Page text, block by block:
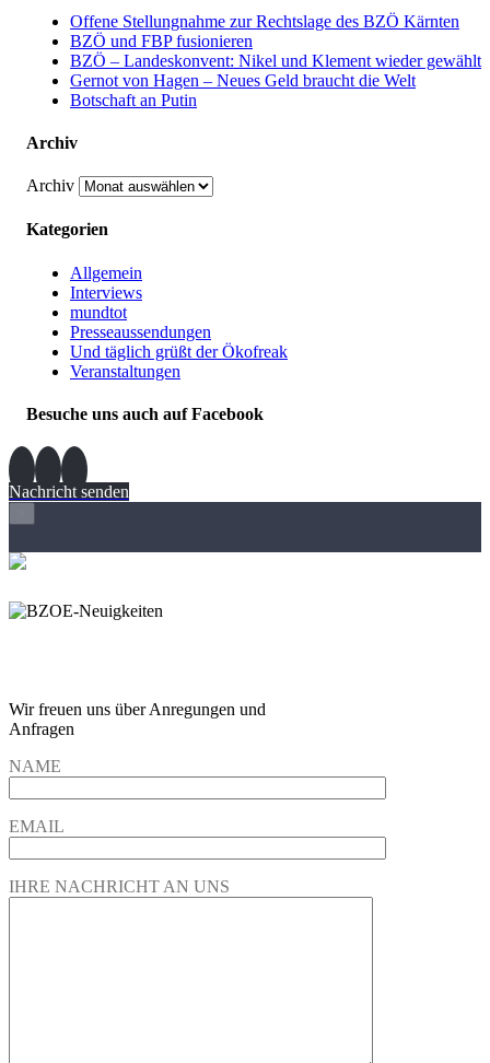
Offene Stellungnahme zur Rechtslage des BZÖ Kärnten
BZÖ und FBP fusionieren
BZÖ – Landeskonvent: Nikel und Klement wieder gewählt
Gernot von Hagen – Neues Geld braucht die Welt
Botschaft an Putin
Archiv
Archiv
Kategorien
Allgemein
Interviews
mundtot
Presseaussendungen
Und täglich grüßt der Ökofreak
Veranstaltungen
Besuche uns auch auf Facebook
Nachricht senden
Wir freuen uns über Anregungen und
Anfragen
NAME
EMAIL
IHRE NACHRICHT AN UNS